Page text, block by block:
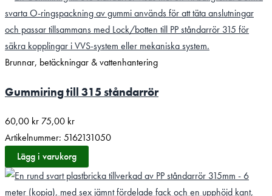
Brunnar, betäckningar & vattenhantering
Gummiring till 315 ståndarrör
60,00 kr 75,00 kr
Artikelnummer: 5162131050
Lägg i varukorg